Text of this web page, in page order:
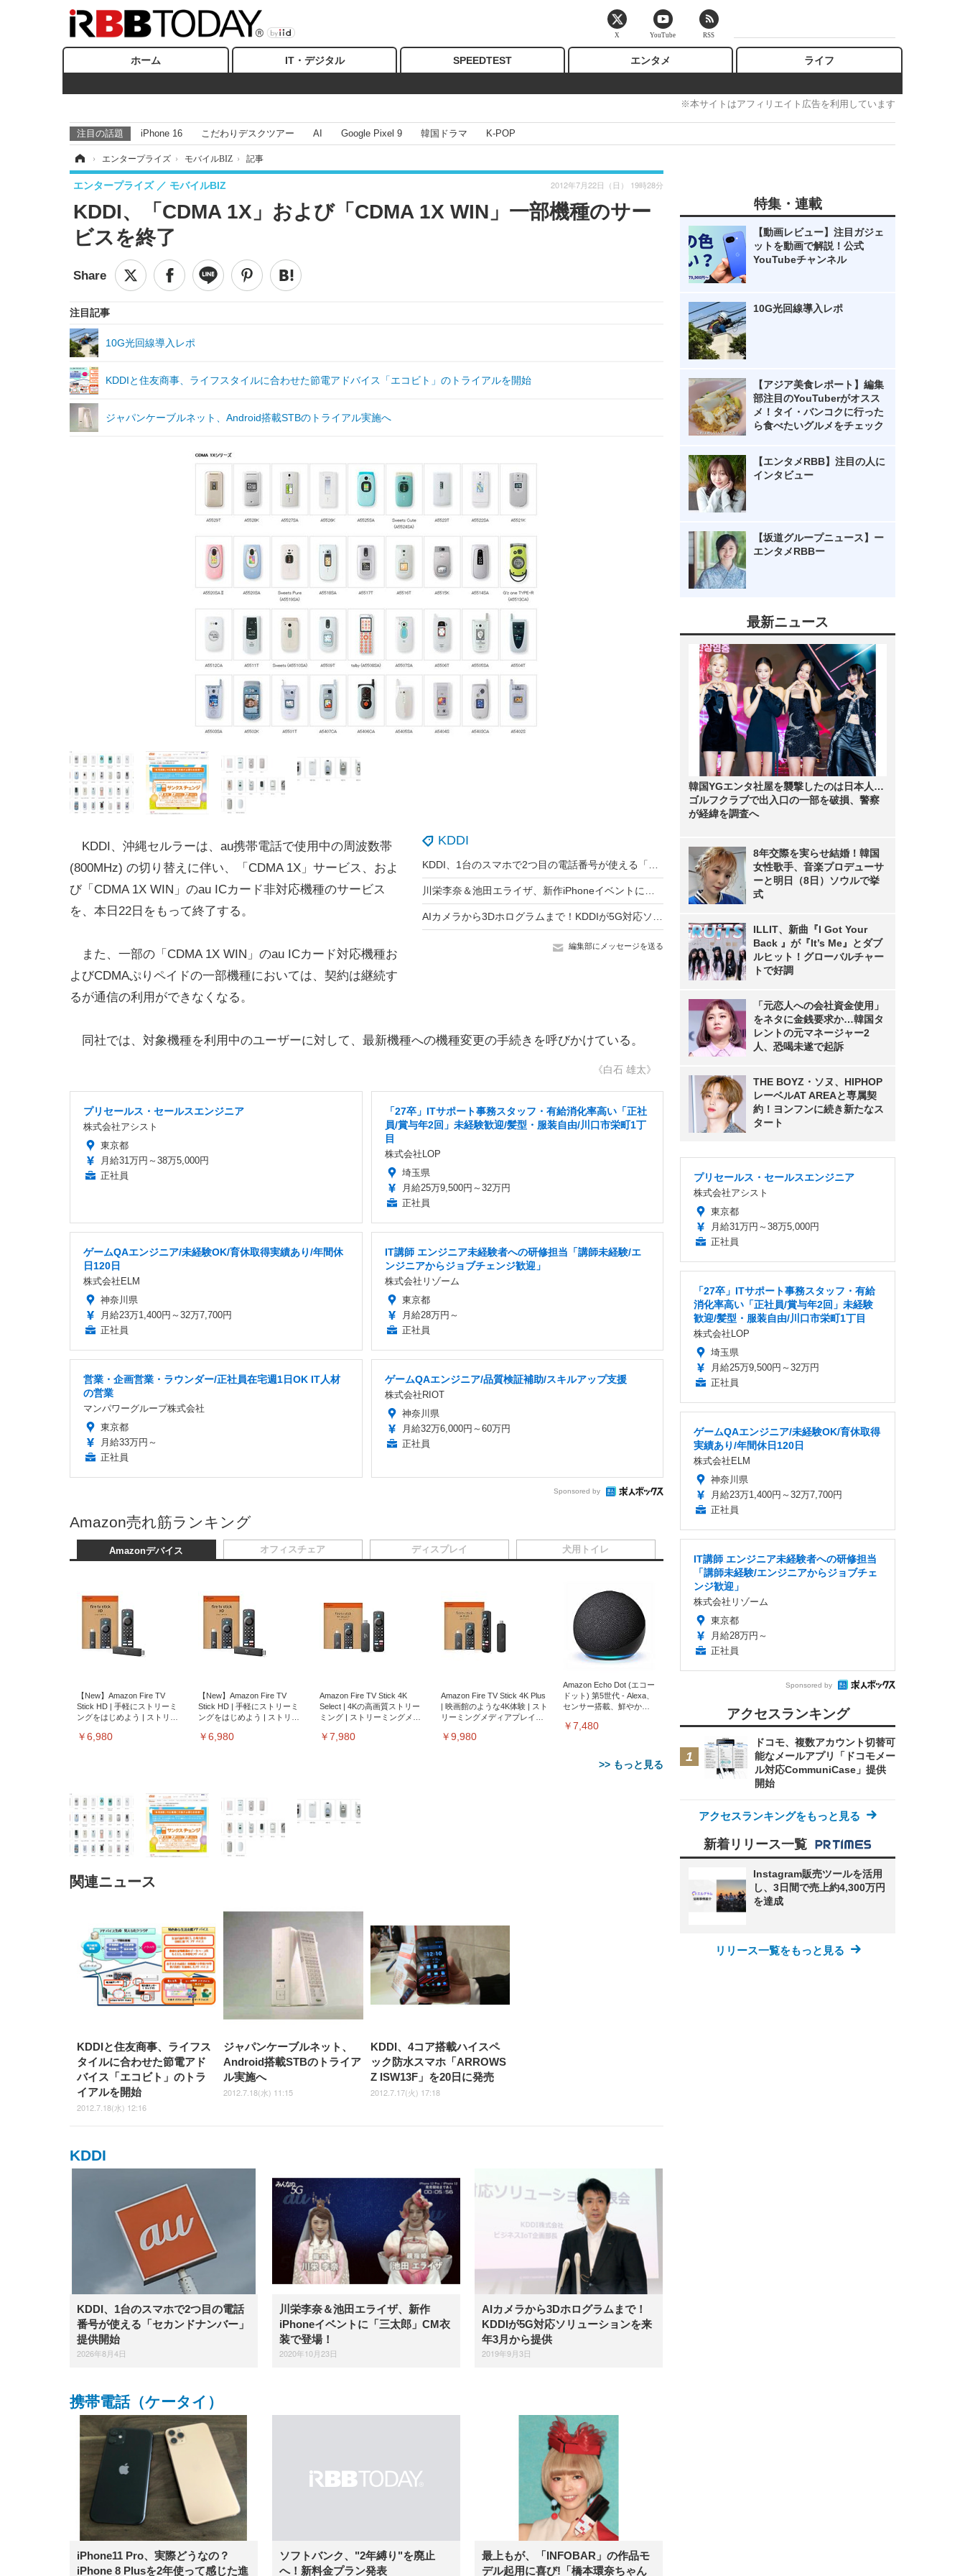
ホーム IT・デジタル SPEEDTEST エンタメ ライフ
※本サイトはアフィリエイト広告を利用しています
注目の話題 iPhone 16 こだわりデスクツアー AI Google Pixel 9 韓国ドラマ K-POP
› エンタープライズ › モバイルBIZ › 記事
KDDI、「CDMA 1X」および「CDMA 1X WIN」一部機種のサー
ビスを終了
エンタープライズ モバイルBIZ 2012年7月22日（日） 19時28分
注目記事
10G光回線導入レポ
KDDIと住友商事、ライフスタイルに合わせた節電アドバイス「エコビト」のトライアルを開始
ジャパンケーブルネット、Android搭載STBのトライアル実施へ
KDDI
編集部にメッセージを送る
KDDI、沖縄セルラーは、au携帯電話で使用中の周波数帯
(800MHz) の切り替えに伴い、「CDMA 1X」サービス、およ
び「CDMA 1X WIN」のau ICカード非対応機種のサービス
を、本日22日をもって終了する。
また、一部の「CDMA 1X WIN」のau ICカード対応機種お
よびCDMAぷりペイドの一部機種においては、契約は継続す
るが通信の利用ができなくなる。
同社では、対象機種を利用中のユーザーに対して、最新機種への機種変更の手続きを呼びかけている。
《白石 雄太》
プリセールス・セールスエンジニア
株式会社アシスト
東京都
月給31万円～38万5,000円
正社員
「27卒」ITサポート事務スタッフ・有給消化率高い「正社
員/賞与年2回」未経験歓迎/髪型・服装自由/川口市栄町1丁
目
株式会社LOP
埼玉県
月給25万9,500円～32万円
正社員
ゲームQAエンジニア/未経験OK/育休取得実績あり/年間休
日120日
株式会社ELM
神奈川県
月給23万1,400円～32万7,700円
正社員
IT講師 エンジニア未経験者への研修担当「講師未経験/エ
ンジニアからジョブチェンジ歓迎」
株式会社リゾーム
東京都
月給28万円～
正社員
営業・企画営業・ラウンダー/正社員在宅週1日OK IT人材
の営業
マンパワーグループ株式会社
東京都
月給33万円～
正社員
ゲームQAエンジニア/品質検証補助/スキルアップ支援
株式会社RIOT
神奈川県
月給32万6,000円～60万円
正社員
Sponsored by
Amazon売れ筋ランキング
Amazonデバイス
【New】Amazon Fire TV
Stick HD | 手軽にストリーミ
ングをはじめよう | ストリー
￥6,980
【New】Amazon Fire TV
Stick HD | 手軽にストリーミ
ングをはじめよう | ストリー
￥6,980
Amazon Fire TV Stick 4K
Select | 4Kの高画質ストリー
ミング | ストリーミングメデ
￥7,980
Amazon Fire TV Stick 4K Plus
| 映画館のような4K体験 | スト
リーミングメディアプレイヤ
￥9,980
Amazon Echo Dot (エコー
ドット) 第5世代 - Alexa、
センサー搭載、鮮やかな
￥7,480
>> もっと見る
オフィスチェア
上げ式アームレスト コンパク
ト 約105度ロッキング pc 事務
椅子 360度回転 座面昇降 強化
ナイロン樹脂ベース 通気性メ
ッシュ 在宅ワーク H-
WY01(黒網+黒枠+黒足)
￥5,699
ア 人間工学 疲れない ブラッ
ク
￥27,999
チェア 強化バックレスト 30
度ロッキング機能 人間工学 椅
子 腰サポート 90度跳ね上げ
式アームレスト 3Dヘッドレス
ト ハンガー付き 高反発クッシ
ョン PCチェア 通気性メッシ
ュ ゲーミング/勉強/事務用 お
しゃれ パソコンチェア (ブラ
チェア 強化バックレスト 30度
ロッキング機能 人間工学 椅子
腰サポート 90度跳ね上げ式ア
ームレスト 3Dヘッドレスト
ハンガー付き 高反発クッショ
ン PCチェア 通気性メッシュ
ゲーミング/勉強/事務用 おし
ゃれ パソコンチェア (ホワイ
￥7,680
ディスプレイ
UHD・USB Type-C・ホワイ
ト￥105,595
ムモニター | FlexScan
UHD・USB Type-C・ホワイ
ト
￥109,572
ニター DualSense 充電フッ
￥49,979
HD（1920×1080）VA 非光
沢 HDMI/DisplayPort/VGA
スピーカー内蔵 高さ調整 ス
イベル VESA対応
ComfortView ビジネス向け
￥15,800
犬用トイレ
捨て 無香料 ホワイト 300枚
￥3,373
枚) ホワイト(吸収面:ライトブ
ルー)
￥3,234
Smart Basic アイリスオーヤマ
ペットシーツ 超厚型 お徳用
ワイド 100枚入 (x 1) (ケース
販売)
￥3,670
関連ニュース
KDDIと住友商事、ライフス
タイルに合わせた節電アド
バイス「エコビト」のトラ
イアルを開始
2012.7.18(水) 12:16
ジャパンケーブルネット、
Android搭載STBのトライア
ル実施へ
2012.7.18(水) 11:15
KDDI、4コア搭載ハイスペ
ック防水スマホ「ARROWS
Z ISW13F」を20日に発売
2012.7.17(火) 17:18
KDDI
KDDI、1台のスマホで2つ目の電話
番号が使える「セカンドナンバー」
提供開始
2026年8月4日
川栄李奈＆池田エライザ、新作
iPhoneイベントに「三太郎」CM衣
装で登場！
2020年10月23日
AIカメラから3Dホログラムまで！
KDDIが5G対応ソリューションを来
年3月から提供
2019年9月3日
携帯電話（ケータイ）
iPhone11 Pro、実際どうなの？
iPhone 8 Plusを2年使って感じた進
ソフトバンク、"2年縛り"を廃止
へ！新料金プラン発表
最上もが、「INFOBAR」の作品モ
デル起用に喜び!「橋本環奈ちゃん
特集・連載
【動画レビュー】注目ガジェ
ットを動画で解説！公式
YouTubeチャンネル
10G光回線導入レポ
【アジア美食レポート】編集
部注目のYouTuberがオスス
メ！タイ・バンコクに行った
ら食べたいグルメをチェック
【エンタメRBB】注目の人に
インタビュー
【坂道グループニュース】ー
エンタメRBBー
最新ニュース
韓国YGエンタ社屋を襲撃したのは日本人…
ゴルフクラブで出入口の一部を破損、警察
が経緯を調査へ
8年交際を実らせ結婚！韓国
女性歌手、音楽プロデューサ
ーと明日（8日）ソウルで挙
式
ILLIT、新曲『I Got Your
Back 』が『It’s Me』とダブ
ルヒット！グローバルチャー
トで好調
「元恋人への会社資金使用」
をネタに金銭要求か…韓国タ
レントの元マネージャー2
人、恐喝未遂で起訴
THE BOYZ・ソヌ、HIPHOP
レーベルAT AREAと専属契
約！ヨンフンに続き新たなス
タート
プリセールス・セールスエンジニア
株式会社アシスト
東京都
月給31万円～38万5,000円
正社員
「27卒」ITサポート事務スタッフ・有給
消化率高い「正社員/賞与年2回」未経験
歓迎/髪型・服装自由/川口市栄町1丁目
株式会社LOP
埼玉県
月給25万9,500円～32万円
正社員
ゲームQAエンジニア/未経験OK/育休取得
実績あり/年間休日120日
株式会社ELM
神奈川県
月給23万1,400円～32万7,700円
正社員
IT講師 エンジニア未経験者への研修担当
「講師未経験/エンジニアからジョブチェ
ンジ歓迎」
株式会社リゾーム
東京都
月給28万円～
正社員
Sponsored by
アクセスランキング
ドコモ、複数アカウント切替可
能なメールアプリ「ドコモメー
ル対応CommuniCase」提供
開始
アクセスランキングをもっと見る
新着リリース一覧
Instagram販売ツールを活用
し、3日間で売上約4,300万円
を達成
リリース一覧をもっと見る
X YouTube RSS